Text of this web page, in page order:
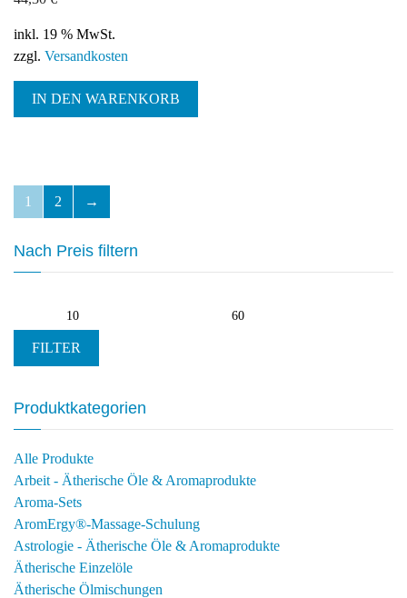
inkl. 19 % MwSt.
zzgl. Versandkosten
IN DEN WARENKORB
1 2 →
Nach Preis filtern
Min.
Preis
Max.
FILTER
Produktkategorien
Alle Produkte
Arbeit - Ätherische Öle & Aromaprodukte
Aroma-Sets
AromErgy®-Massage-Schulung
Astrologie - Ätherische Öle & Aromaprodukte
Ätherische Einzelöle
Ätherische Ölmischungen